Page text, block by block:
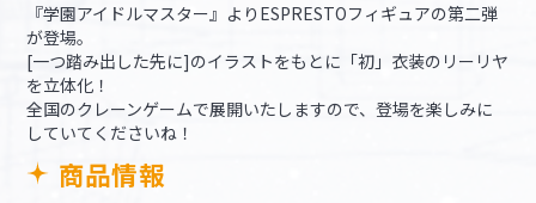
『学園アイドルマスター』よりESPRESTOフィギュアの第二弾
が登場。
[一つ踏み出した先に]のイラストをもとに「初」衣装のリーリヤ
を立体化！
全国のクレーンゲームで展開いたしますので、登場を楽しみに
していてくださいね！
商品情報